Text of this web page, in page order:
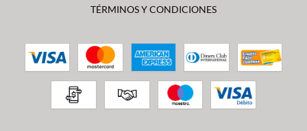
TÉRMINOS Y CONDICIONES